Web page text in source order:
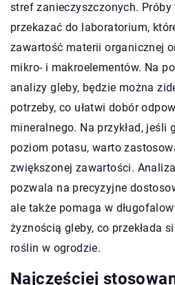
stref zanieczyszczonych.
przekazać do laboratorium,
zawartość materii organicznej
mikro- i makroelementów. Na
analizy gleby, będzie można
potrzeby, co ułatwi dobór
mineralnego. Na przykład, jeśli
poziom potasu, warto
zwiększonej zawartości.
pozwala na precyzyjne
ale także pomaga w
żyznością gleby, co przekłada
roślin w ogrodzie.
Najczęściej